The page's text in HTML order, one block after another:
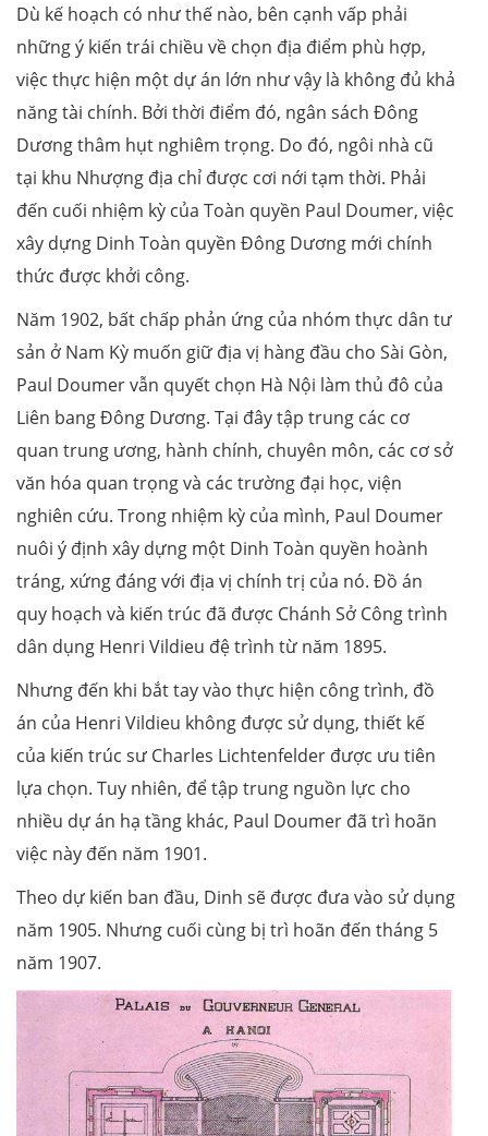
Dù kế hoạch có như thế nào, bên cạnh vấp phải
những ý kiến trái chiều về chọn địa điểm phù hợp,
việc thực hiện một dự án lớn như vậy là không đủ khả
năng tài chính. Bởi thời điểm đó, ngân sách Đông
Dương thâm hụt nghiêm trọng. Do đó, ngôi nhà cũ
tại khu Nhượng địa chỉ được cơi nới tạm thời. Phải
đến cuối nhiệm kỳ của Toàn quyền Paul Doumer, việc
xây dựng Dinh Toàn quyền Đông Dương mới chính
thức được khởi công.
Năm 1902, bất chấp phản ứng của nhóm thực dân tư
sản ở Nam Kỳ muốn giữ địa vị hàng đầu cho Sài Gòn,
Paul Doumer vẫn quyết chọn Hà Nội làm thủ đô của
Liên bang Đông Dương. Tại đây tập trung các cơ
quan trung ương, hành chính, chuyên môn, các cơ sở
văn hóa quan trọng và các trường đại học, viện
nghiên cứu. Trong nhiệm kỳ của mình, Paul Doumer
nuôi ý định xây dựng một Dinh Toàn quyền hoành
tráng, xứng đáng với địa vị chính trị của nó. Đồ án
quy hoạch và kiến trúc đã được Chánh Sở Công trình
dân dụng Henri Vildieu đệ trình từ năm 1895.
Nhưng đến khi bắt tay vào thực hiện công trình, đồ
án của Henri Vildieu không được sử dụng, thiết kế
của kiến trúc sư Charles Lichtenfelder được ưu tiên
lựa chọn. Tuy nhiên, để tập trung nguồn lực cho
nhiều dự án hạ tầng khác, Paul Doumer đã trì hoãn
việc này đến năm 1901.
Theo dự kiến ban đầu, Dinh sẽ được đưa vào sử dụng
năm 1905. Nhưng cuối cùng bị trì hoãn đến tháng 5
năm 1907.